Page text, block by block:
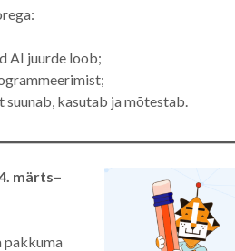
AI juurde loob;
kasutab ja mõtestab.
märts–
pakkuma